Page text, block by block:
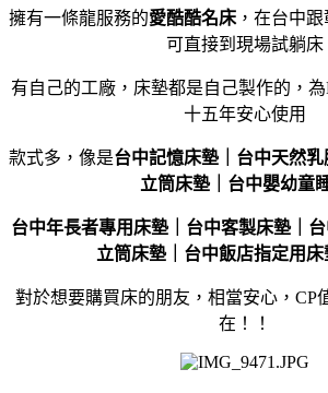
擁有一條龍服務的愛酷酷名床 ，在台中
可直接到現場試躺床
有自己的工廠，床墊都是自己製作的，
十五年安心使用
款式多， 像是台中記憶床墊｜台中天然
立筒床墊｜台中嬰幼童
台中年長者專用床墊｜台中客製床墊｜
立筒床墊｜台中飯店指定用床
對於想要購買床的朋友，相當安心，CP
在！！